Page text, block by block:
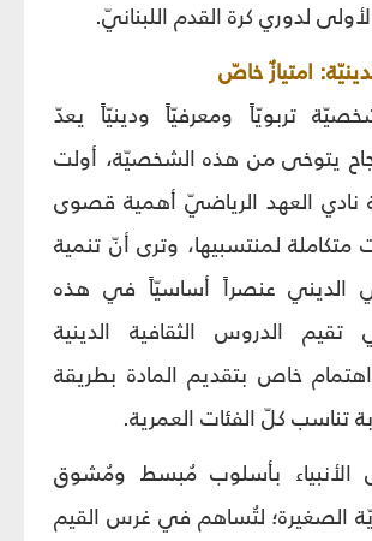
لدوري كرة القدم اللبنانيّ.
امتيازٌ خاصّ
تربويّاً ومعرفيّاً ودينيّاً يعدّ
يتوخى من هذه الشخصيّة، أولت
نادي العهد الرياضيّ أهمية قصوى
متكاملة لمنتسبيها، وترى أنّ تنمية
الديني عنصراً أساسيّاً في هذه
تقيم الدروس الثقافية الدينية
خاص بتقديم المادة بطريقة
تناسب كلّ الفئات العمرية.
بأسلوب مُبسط ومُشوق
الصغيرة؛ لتُساهم في غرس القيم